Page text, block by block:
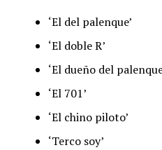
‘El del palenque’
‘El doble R’
‘El dueño del
‘El 701’
‘El chino piloto’
‘Terco soy’